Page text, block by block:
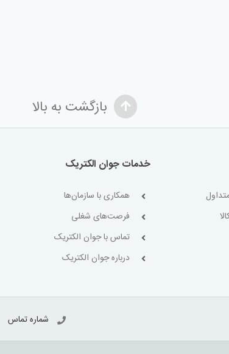
بازگشت به بالا
خدمات جوان الکتریک
همکاری با سازمان‌ها
فرصت‌های شغلی
تماس با جوان الکتریک
درباره جوان الکتریک
شماره تماس